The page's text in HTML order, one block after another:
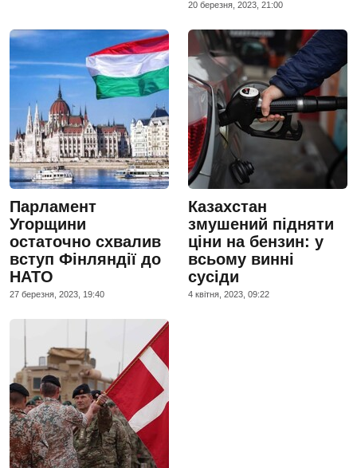
20 березня, 2023, 21:00
Парламент
Угорщини
остаточно схвалив
вступ Фінляндії до
НАТО
27 березня, 2023, 19:40
Казахстан
змушений підняти
ціни на бензин: у
всьому винні
сусіди
4 квiтня, 2023, 09:22